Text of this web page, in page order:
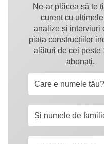
Ne-ar plăcea să te
curent cu
analize și interviuri
piața construcțiilor
alături de cei peste
abonați.